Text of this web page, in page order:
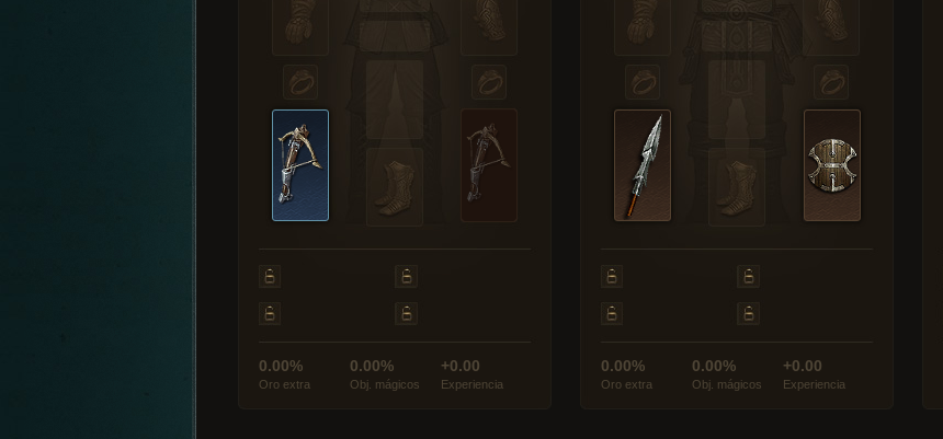
0.00%
Oro extra
0.00%
Obj. mágicos
+0.00
Experiencia
0.00%
Oro extra
0.00%
Obj. mágicos
+0.00
Experiencia